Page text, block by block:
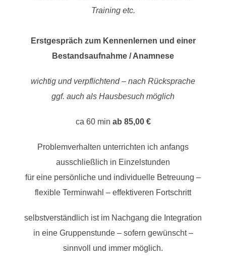
Training etc.
Erstgespräch zum Kennenlernen und einer
Bestandsaufnahme / Anamnese
wichtig und verpflichtend – nach Rücksprache
ggf. auch als Hausbesuch möglich
ca 60 min ab 85,00 €
Problemverhalten unterrichten ich anfangs
ausschließlich in Einzelstunden
für eine persönliche und individuelle Betreuung –
flexible Terminwahl – effektiveren Fortschritt
selbstverständlich ist im Nachgang die Integration
in eine Gruppenstunde – sofern gewünscht –
sinnvoll und immer möglich.